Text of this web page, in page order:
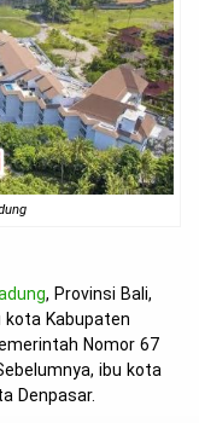
, Provinsi Bali,
kota Kabupaten
Nomor 67
ibu kota
Denpasar.